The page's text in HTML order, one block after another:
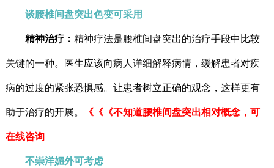
谈腰椎间盘突出色变可采用
精神治疗： 精神疗法是腰椎间盘突出的治疗手段中比较
关键的一种。医生应该向病人详细解释病情，缓解患者对疾
病的过度的紧张恐惧感。让患者树立正确的观念，这样更有
助于治疗的开展。 《《《不知道腰椎间盘突出相对概念，可
在线咨询
不崇洋媚外可考虑